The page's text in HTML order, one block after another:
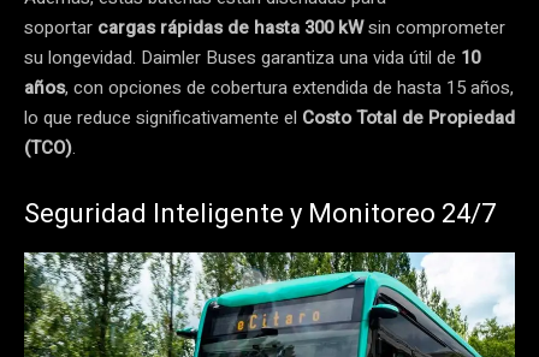
soportar cargas rápidas de hasta 300 kWsin comprometer
su longevidad. Daimler Buses garantiza una vida útil de 10
años, con opciones de cobertura extendida de hasta 15 años,
lo que reduce significativamente el Costo Total de Propiedad
(TCO).
Seguridad Inteligente y Monitoreo 24/7